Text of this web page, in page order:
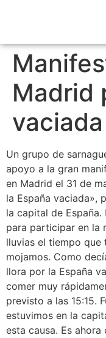
Madrid
vaciada
Un grupo de
apoyo a la gran
en Madrid el 31 de
la España vaciada»,
la capital de
para participar en la
lluvias el tiempo que
mojamos. Como
llora por la España
comer muy
previsto a las 15:15.
estuvimos en la
esta causa. Es